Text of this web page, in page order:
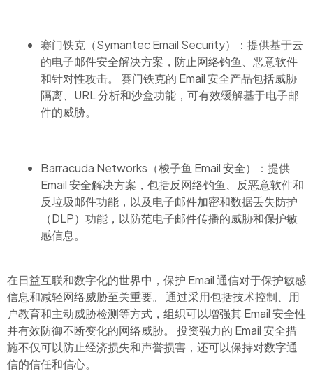
赛门铁克（Symantec Email Security）：提供基于云
的电子邮件安全解决方案，防止网络钓鱼、恶意软件
和针对性攻击。 赛门铁克的 Email 安全产品包括威胁
隔离、URL 分析和沙盒功能，可有效缓解基于电子邮
件的威胁。
Barracuda Networks（梭子鱼 Email 安全）：提供
Email 安全解决方案，包括反网络钓鱼、反恶意软件和
反垃圾邮件功能，以及电子邮件加密和数据丢失防护
（DLP）功能，以防范电子邮件传播的威胁和保护敏
感信息。
在日益互联和数字化的世界中，保护 Email 通信对于保护敏感
信息和减轻网络威胁至关重要。 通过采用包括技术控制、用
户教育和主动威胁检测等方式，组织可以增强其 Email 安全性
并有效防御不断变化的网络威胁。 投资强力的 Email 安全措
施不仅可以防止经济损失和声誉损害，还可以保持对数字通
信的信任和信心。